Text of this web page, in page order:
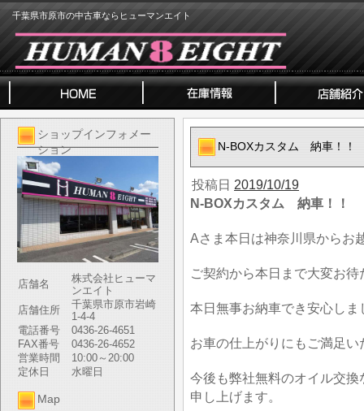
千葉県市原市の中古車ならヒューマンエイト
ショップインフォメー
ション
店舗名
株式会社ヒューマ
ンエイト
店舗住所
千葉県市原市岩崎
1-4-4
電話番号
0436-26-4651
FAX番号
0436-26-4652
営業時間
10:00～20:00
定休日
水曜日
Map
N-BOXカスタム 納車！！
投稿日 2019/10/19
N-BOXカスタム 納車！！
Aさま本日は神奈川県からお
ご契約から本日まで大変お
本日無事お納車でき安心しま
お車の仕上がりにもご満足
今後も弊社無料のオイル交
申し上げます。